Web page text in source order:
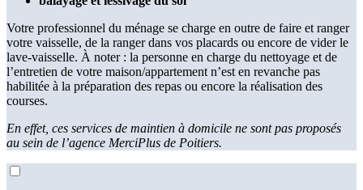
Votre professionnel du ménage se charge en outre de faire et ranger
votre vaisselle, de la ranger dans vos placards ou encore de vider le
lave-vaisselle. À noter : la personne en charge du nettoyage et de
l’entretien de votre maison/appartement n’est en revanche pas
habilitée à la préparation des repas ou encore la réalisation des
courses.
En effet, ces services de maintien à domicile ne sont pas proposés
au sein de l’agence MerciPlus de Poitiers.